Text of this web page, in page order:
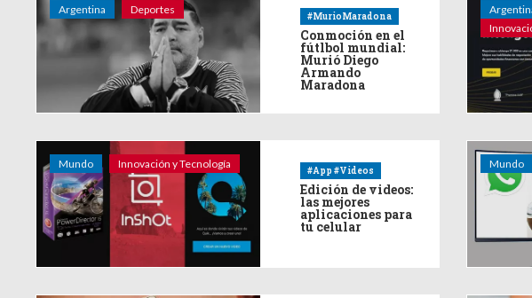
Argentina Deportes
#MurioMaradona
Conmoción en el
fútlbol mundial:
Murió Diego
Armando
Maradona
Mundo Innovación y Tecnología
#App #Videos
Edición de videos:
las mejores
aplicaciones para
tu celular
Mundo